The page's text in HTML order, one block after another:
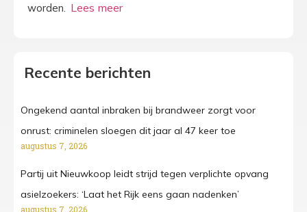
worden.
Recente berichten
Ongekend aantal inbraken bij brandweer zorgt voor
onrust: criminelen sloegen dit jaar al 47 keer toe
augustus 7, 2026
Partij uit Nieuwkoop leidt strijd tegen verplichte opvang
asielzoekers: ‘Laat het Rijk eens gaan nadenken’
augustus 7, 2026